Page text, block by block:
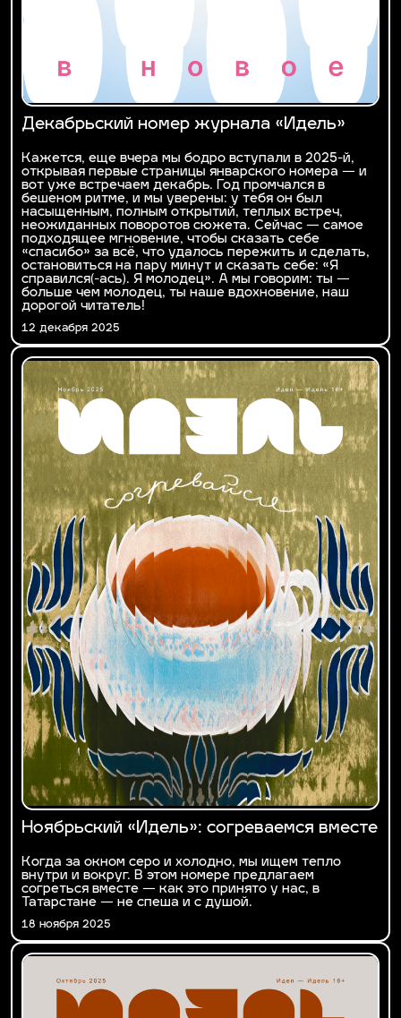
Декабрьский номер журнала «Идель»
Кажется, еще вчера мы бодро вступали в 2025-й,
открывая первые страницы январского номера — и
вот уже встречаем декабрь. Год промчался в
бешеном ритме, и мы уверены: у тебя он был
насыщенным, полным открытий, теплых встреч,
неожиданных поворотов сюжета. Сейчас — самое
подходящее мгновение, чтобы сказать себе
«спасибо» за всё, что удалось пережить и сделать,
остановиться на пару минут и сказать себе: «Я
справился(-ась). Я молодец». А мы говорим: ты —
больше чем молодец, ты наше вдохновение, наш
дорогой читатель!
12 декабря 2025
Ноябрьский «Идель»: согреваемся вместе
Когда за окном серо и холодно, мы ищем тепло
внутри и вокруг. В этом номере предлагаем
согреться вместе — как это принято у нас, в
Татарстане — не спеша и с душой.
18 ноября 2025